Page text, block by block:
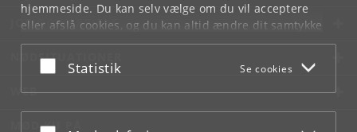
hjemmeside. Du kan selv vælge om du vil acceptere
eller afslå cookies, og du kan altid ændre dit samtykke
underCookie- og privatlivspolitiksom du finder i
bunden af hver side.
Acceptér eller afslå
Statistik Se cookies
JOB OG KARRIERE
NØDSITUATIONER
WEB
MØD KU PÅ